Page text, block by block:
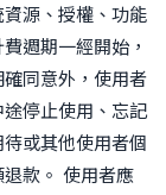
源、授權、功能
週期一經開始，
同意外，使用者
停止使用、忘記
或其他使用者個
款。 使用者應